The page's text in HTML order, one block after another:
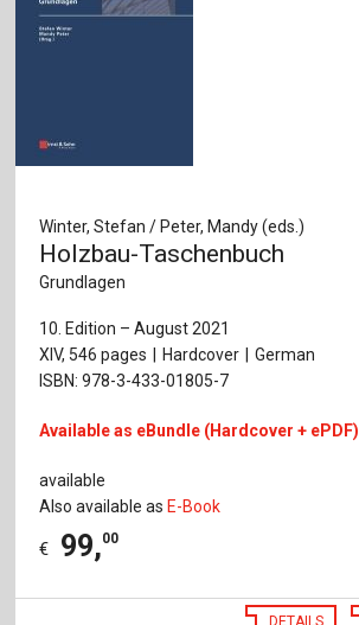
Winter, Stefan / Peter, Mandy (eds.)
Holzbau-Taschenbuch
Grundlagen
10. Edition – August 2021
XIV, 546 pages
Hardcover
German
ISBN: 978-3-433-01805-7
Available as eBundle (Hardcover + ePDF)
available
Also available as E-Book
€ 99,00
DETAILS